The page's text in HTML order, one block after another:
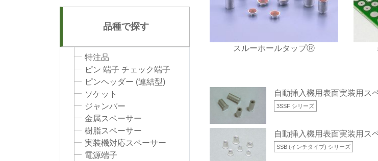
品種で探す
特注品
ピン 端子 チェック端子
ピンヘッダー (連結型)
ソケット
ジャンパー
金属スペーサー
樹脂スペーサー
実装機対応スペーサー
電源端子
スルーホールタップⓇ
自動挿入機用表面実装用ス
3SSF シリーズ
自動挿入機用表面実装用ス
SSB (インチタイプ) シリーズ